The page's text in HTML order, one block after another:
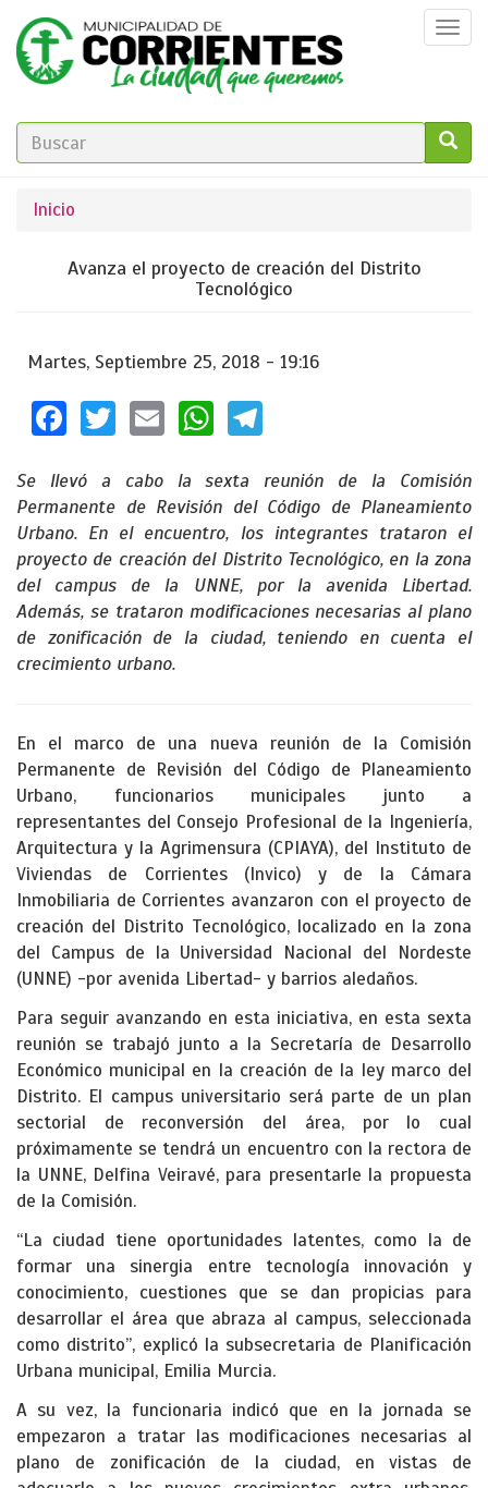
Pasar
contenido
principal
FORMULARIO
BÚSQUEDA
Se
encuentra
Inicio
Avanza el proyecto de creación del Distrito
Tecnológico
Martes, Septiembre 25, 2018 - 19:16
Facebook
TwitterEmailWhatsApp
Se llevó a cabo la sexta reunión de la Comisión
Permanente de Revisión del Código de Planeamiento
Urbano. En el encuentro, los integrantes trataron el
proyecto de creación del Distrito Tecnológico, en la zona
del campus de la UNNE, por la avenida Libertad.
Además, se trataron modificaciones necesarias al plano
de zonificación de la ciudad, teniendo en cuenta el
crecimiento urbano.
En el marco de una nueva reunión de la Comisión
Permanente de Revisión del Código de Planeamiento
Urbano, funcionarios municipales junto a
representantes del Consejo Profesional de la Ingeniería,
Arquitectura y la Agrimensura (CPIAYA), del Instituto de
Viviendas de Corrientes (Invico) y de la Cámara
Inmobiliaria de Corrientes avanzaron con el proyecto de
creación del Distrito Tecnológico, localizado en la zona
del Campus de la Universidad Nacional del Nordeste
(UNNE) -por avenida Libertad- y barrios aledaños.
Para seguir avanzando en esta iniciativa, en esta sexta
reunión se trabajó junto a la Secretaría de Desarrollo
Económico municipal en la creación de la ley marco del
Distrito. El campus universitario será parte de un plan
sectorial de reconversión del área, por lo cual
próximamente se tendrá un encuentro con la rectora de
la UNNE, Delfina Veiravé, para presentarle la propuesta
de la Comisión.
“La ciudad tiene oportunidades latentes, como la de
formar una sinergia entre tecnología innovación y
conocimiento, cuestiones que se dan propicias para
desarrollar el área que abraza al campus, seleccionada
como distrito”, explicó la subsecretaria de Planificación
Urbana municipal, Emilia Murcia.
A su vez, la funcionaria indicó que en la jornada se
empezaron a tratar las modificaciones necesarias al
plano de zonificación de la ciudad, en vistas de